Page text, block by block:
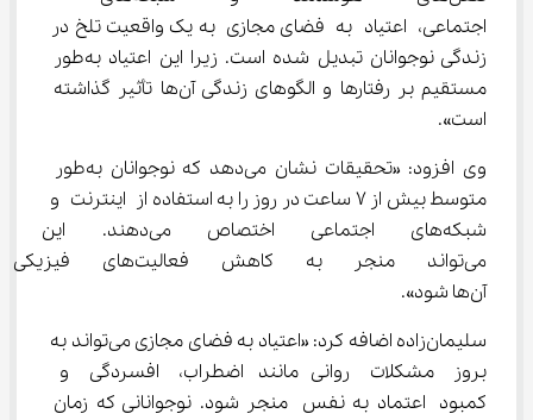
اجتماعی، اعتیاد به فضای مجازی به یک واقعیت تلخ در
زندگی نوجوانان تبدیل شده است. زیرا این اعتیاد به‌طور
مستقیم بر رفتارها و الگوهای زندگی آن‌ها تأثیر گذاشته
است».
وی افزود: «تحقیقات نشان می‌دهد که نوجوانان به‌طور
متوسط بیش از ۷ ساعت در روز را به استفاده از اینترنت و
شبکه‌های اجتماعی اختصاص
می‌تواند منجر به کاهش
آن‌ها شود».
سلیمان‌زاده اضافه کرد: «اعتیاد به فضای مجازی می‌تواند به
بروز مشکلات روانی مانند اضطراب، افسردگی و
کمبود اعتماد به نفس منجر شود. نوجوانانی که زمان